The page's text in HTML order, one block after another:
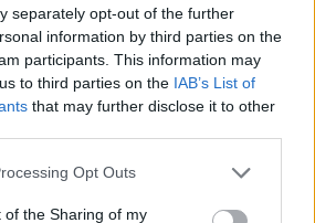
separately opt-out of the further
information by third parties on the
participants. This information may
to third parties on the IAB’s List of
that may further disclose it to other
app uses one or more Google
or usage behaviour. You may click to
Opt Outs
of the Sharing of my
eTURN